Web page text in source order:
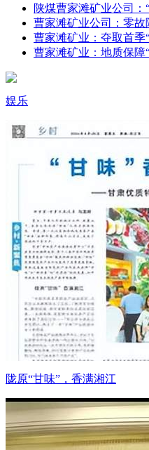
陕煤曹家滩矿业公司：
曹家滩矿业公司：零故
曹家滩矿业：夺取首季
曹家滩矿业：地质保障
娱乐
陇原“甘味”，香满湘江